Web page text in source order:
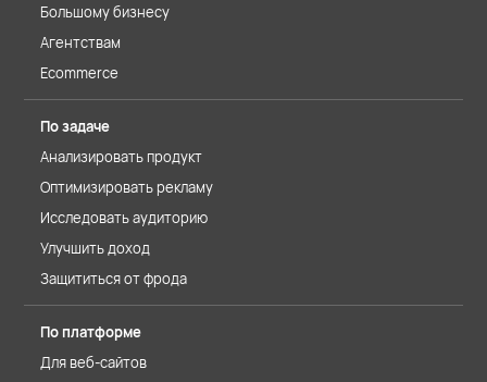
Большому бизнесу
Агентствам
Ecommerce
По задаче
Анализировать продукт
Оптимизировать рекламу
Исследовать аудиторию
Улучшить доход
Защититься от фрода
По платформе
Для веб-сайтов